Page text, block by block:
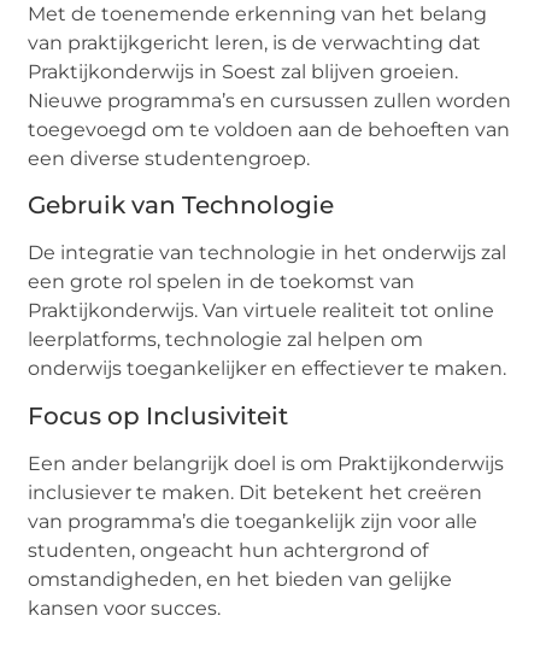
Met de toenemende erkenning van het belang
van praktijkgericht leren, is de verwachting dat
Praktijkonderwijs in Soest zal blijven groeien.
Nieuwe programma’s en cursussen zullen worden
toegevoegd om te voldoen aan de behoeften van
een diverse studentengroep.
Gebruik van Technologie
De integratie van technologie in het onderwijs zal
een grote rol spelen in de toekomst van
Praktijkonderwijs. Van virtuele realiteit tot online
leerplatforms, technologie zal helpen om
onderwijs toegankelijker en effectiever te maken.
Focus op Inclusiviteit
Een ander belangrijk doel is om Praktijkonderwijs
inclusiever te maken. Dit betekent het creëren
van programma’s die toegankelijk zijn voor alle
studenten, ongeacht hun achtergrond of
omstandigheden, en het bieden van gelijke
kansen voor succes.